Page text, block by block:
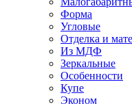
Форма
Угловые
Отделка и
Из МДФ
Зеркальные
Особенности
Купе
Эконом